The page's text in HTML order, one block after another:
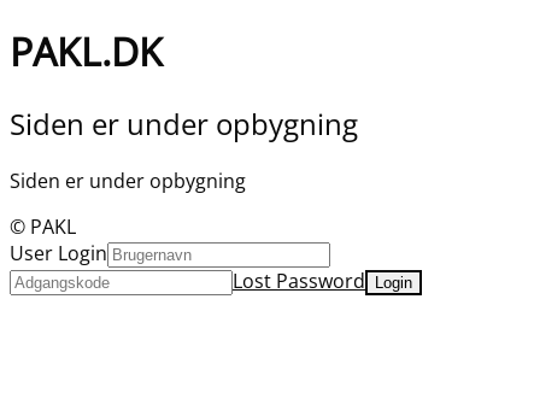
PAKL.DK
Siden er under opbygning
Siden er under opbygning
© PAKL
User Login
Lost Password